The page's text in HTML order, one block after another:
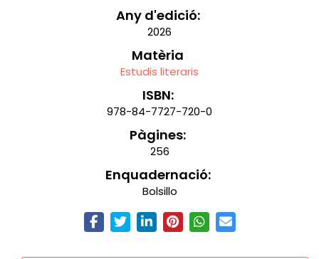
Any d'edició:
2026
Matèria
Estudis literaris
ISBN:
978-84-7727-720-0
Pàgines:
256
Enquadernació:
Bolsillo